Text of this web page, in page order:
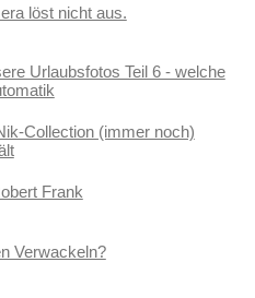
löst nicht aus.
Urlaubsfotos Teil 6 - welche
Collection (immer noch)
Frank
Verwackeln?